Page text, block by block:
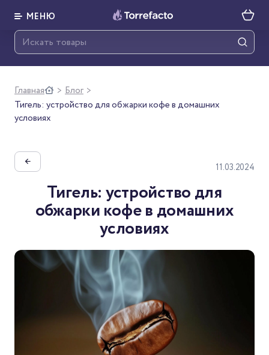
МЕНЮ
Главная > Блог >
Тигель: устройство для обжарки кофе в домашних
условиях
← 11.03.2024
Тигель: устройство для
обжарки кофе в домашних
условиях